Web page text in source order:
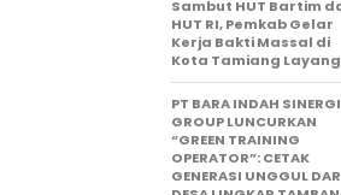
Sambut HUT Bartim
HUT RI, Pemkab Gelar
Kerja Bakti Massal di
Kota Tamiang Layang
PT BARA INDAH SINERGI
GROUP LUNCURKAN
“GREEN TRAINING
OPERATOR”: CETAK
GENERASI UNGGUL